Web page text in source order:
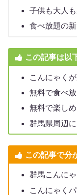
子供も大人
食べ放題の
この記事は以
こんにゃく
無料で食べ
無料で楽し
群馬県周辺
この記事で分
群馬こんに
こんにゃく